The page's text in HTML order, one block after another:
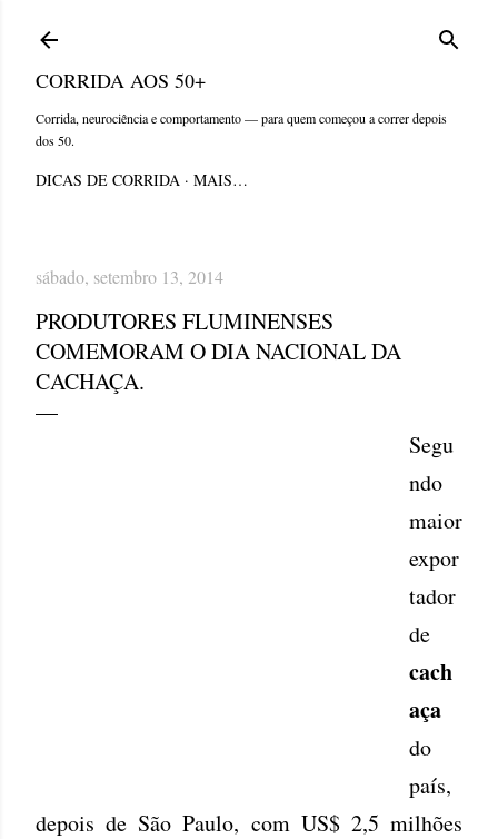
CORRIDA AOS 50+
Corrida, neurociência e comportamento — para quem começou a correr depois
dos 50.
DICAS DE CORRIDA MAIS…
sábado, setembro 13, 2014
PRODUTORES FLUMINENSES
COMEMORAM O DIA NACIONAL DA
CACHAÇA.
Segu
ndo
maior
expor
tador
de
cach
aça
do
país,
depois de São Paulo, com US$ 2,5 milhões